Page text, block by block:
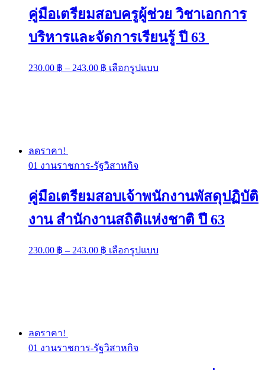
คู่มือเตรียมสอบครูผู้ช่วย วิชาเอกการ
บริหารและจัดการเรียนรู้ ปี 63
230.00 ฿ – 243.00 ฿ Price
range:
เลือกรูปแบบ
product
product
page
ลดราคา!
01 งานราชการ-รัฐวิสาหกิจ
คู่มือเตรียมสอบเจ้าพนักงานพัสดุปฏิบัติ
งาน สำนักงานสถิติแห่งชาติ ปี 63
230.00 ฿ – 243.00 ฿ Price
range:
เลือกรูปแบบ
product
ลดราคา!
01 งานราชการ-รัฐวิสาหกิจ